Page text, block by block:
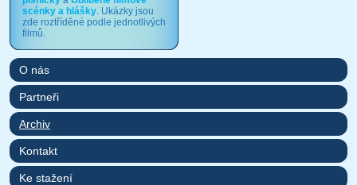
scénky a hlášky. Ukázky jsou
zde roztříděné podle jednotlivých
filmů.
O nás
Partneři
Archiv
Kontakt
Ke stažení